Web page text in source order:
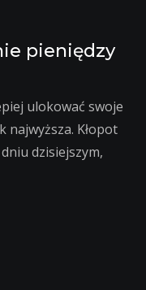
pieniędzy
ulokować swoje
najwyższa. Kłopot
dzisiejszym,